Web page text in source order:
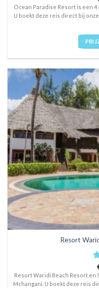
Ocean Paradise Resort is een
U boekt deze reis direct bij
Resort
Resort Waridi Beach Resort en
Mchangani. U boekt deze reis